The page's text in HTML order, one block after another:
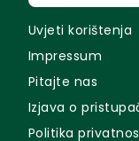
Uvjeti korištenja
Impressum
Pitajte nas
Izjava o
Politika